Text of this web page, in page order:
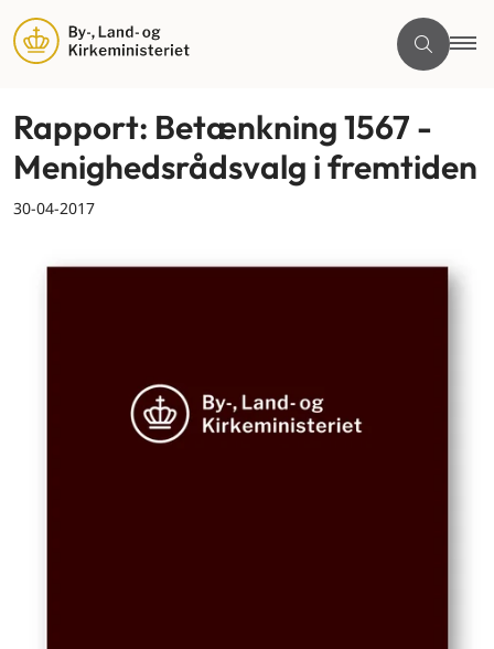
Rapport: Betænkning 1567 -
Menighedsrådsvalg i fremtiden
30-04-2017